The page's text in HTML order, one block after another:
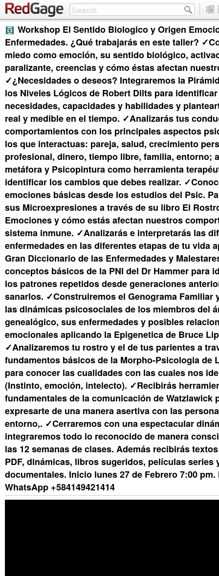
Workshop El Sentido Biologico y Origen
Enfermedades. ¿Qué trabajarás en este taller?
miedo como emoción, su sentido biológico,
paralizante, creencias y cómo éstas afectan
✓¿Necesidades o deseos? Integraremos la
los Niveles Lógicos de Robert Dilts para
necesidades, capacidades y habilidades y
real y medible en el tiempo. ✓Analizarás tus
comportamientos con los principales aspectos
los que interactuas: pareja, salud, crecimiento
profesional, dinero, tiempo libre, familia, entorno;
metáfora y Psicopintura como herramienta
identificar los cambios que debes realizar.
emociones básicas desde los estudios del Psic.
sus Microexpresiones a través de su libro El
Emociones y cómo estás afectan nuestros
sistema inmune. ✓Analizarás e interpretarás las
enfermedades en las diferentes etapas de tu vida
Gran Diccionario de las Enfermedades y
conceptos básicos de la PNI del Dr Hammer para
los patrones repetidos desde generaciones
sanarlos. ✓Construiremos el Genograma Familiar
las dinámicas psicosociales de los miembros del
genealógico, sus enfermedades y posibles
emocionales aplicando la Epigenetica de Bruce
✓Analizaremos tu rostro y el de tus parientes a
fundamentos básicos de la Morpho-Psicologia de
para conocer las cualidades con las cuales nos
(Instinto, emoción, intelecto). ✓Recibirás
fundamentales de la comunicación de Watzlawick
expresarte de una manera asertiva con las
entorno,. ✓Cerraremos con una espectacular
integraremos todo lo reconocido de manera
las 12 semanas de clases. Además recibirás
PDF, dinámicas, libros sugeridos, películas series
documentales. Inicio lunes 27 de Febrero 7:00
WhatsApp +584149421414